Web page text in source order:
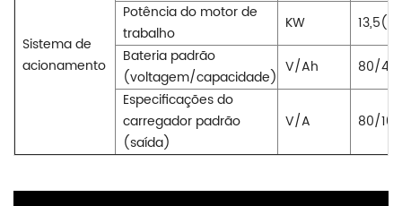
Sistema de
acionamento
Potência do motor de
trabalho
KW
Bateria padrão
(voltagem/capacidade)
V/Ah
80/
Especificações do
carregador padrão
(saída)
V/A 80/100